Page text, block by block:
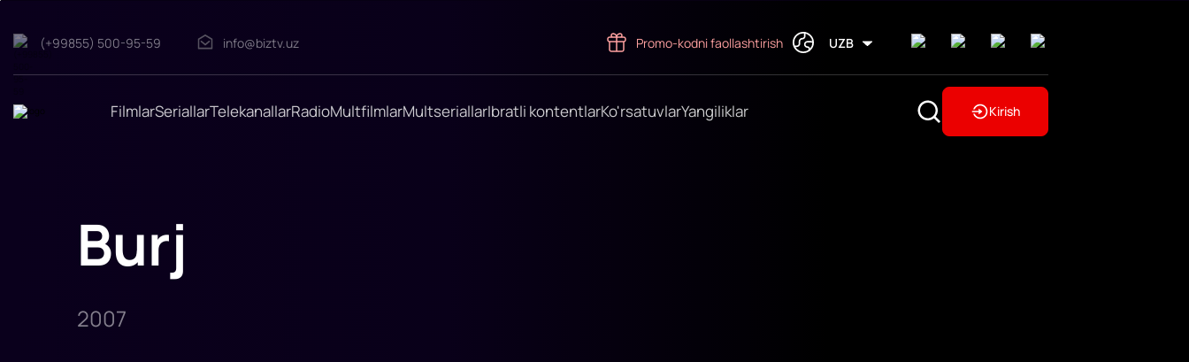
Burj
"Burj"
2007-
olingan
(+99855) 500-95-59 info@biztv.uz Promo-kodni faollashtirish UZB
FilmlarSeriallarTelekanallarRadioMultfilmlarMultseriallarIbratli kontentlarKo'rsatuvlarYangiliklar Kirish
Burj
2007